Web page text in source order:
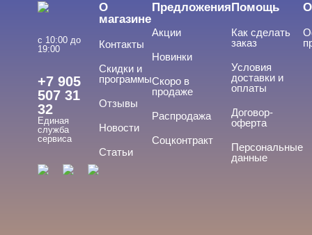
с 10:00 до
19:00
+7 905
507 31
32
Единая
служба
сервиса
О
магазине
Контакты
Скидки и
программы
Отзывы
Новости
Статьи
Предложения
Акции
Новинки
Скоро в
продаже
Распродажа
Соцконтракт
Помощь
Как сделать
заказ
Условия
доставки и
оплаты
Договор-
оферта
Персональные
данные